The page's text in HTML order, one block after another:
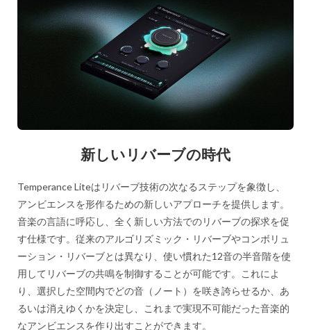
新しいリバーブの時代
Temperance Liteはリバーブ技術の次なるステップを象徴し、
アンビエンスを形作るための新しいアプローチを提供します。
音楽の言語に呼応し、全く新しい方法でのリバーブの探求を促
す仕様です。従来のアルゴリズミック・リバーブやコンボリュ
ーション・リバーブとは異なり、使い慣れた12音の半音階を使
用してリバーブの共鳴を制御することが可能です。これによ
り、選択した空間内でどの音（ノート）を咲き誇らせるか、あ
るいは消えゆくかを決定し、これまで実現不可能だった音楽的
なアンビエンスを作り出すことができます。